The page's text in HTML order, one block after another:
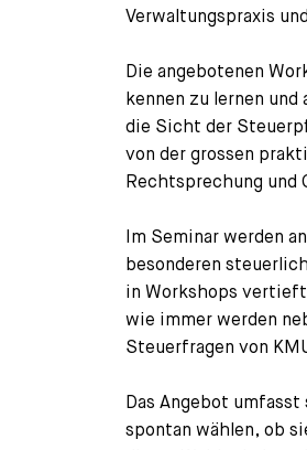
Verwaltungspraxis
Die angebotenen
kennen zu lernen
die Sicht der
von der grossen
Rechtsprechung und
Im Seminar werden
besonderen
in Workshops
wie immer werden
Steuerfragen von
Das Angebot
spontan wählen, ob